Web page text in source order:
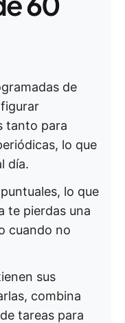
de
tanto para
lo que
día.
lo que
te pierdas una
cuando no
sus
combina
tareas para